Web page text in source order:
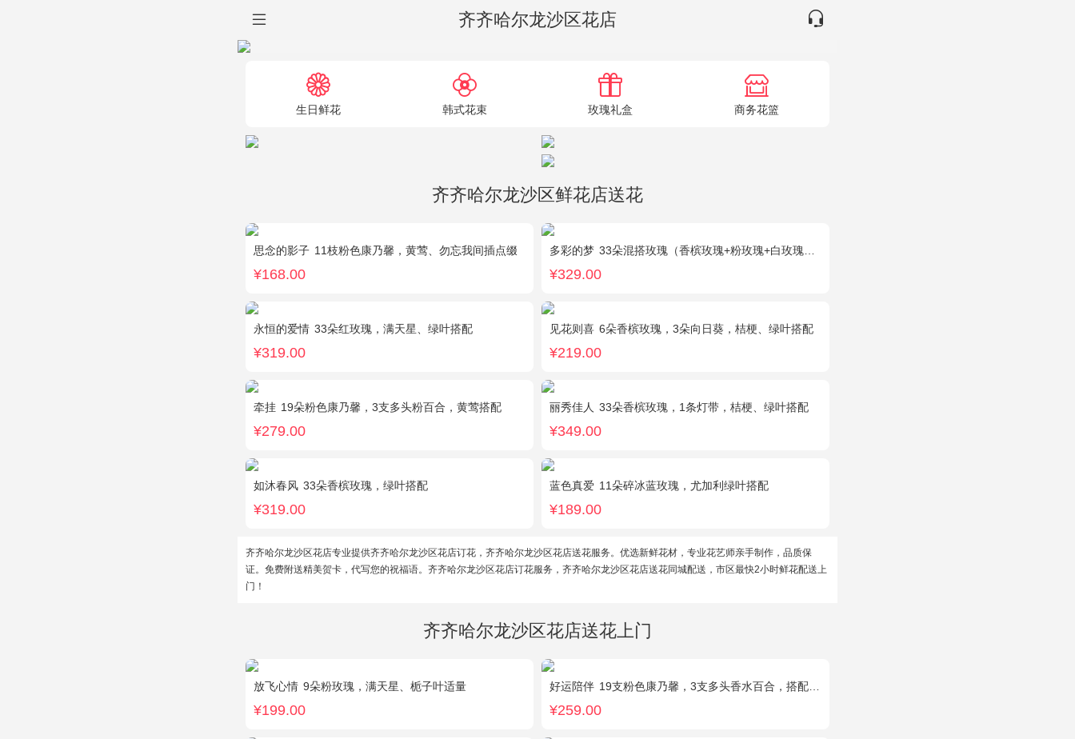
齐齐哈尔龙沙区花店
生日鲜花 韩式花束 玫瑰礼盒 商务花篮
齐齐哈尔龙沙区鲜花店送花
思念的影子 11枝粉色康乃馨，黄莺、勿忘我间插点缀
¥168.00
多彩的梦 33朵混搭玫瑰（香槟玫瑰+粉玫瑰+白玫瑰），配花、绿叶搭配
¥329.00
永恒的爱情 33朵红玫瑰，满天星、绿叶搭配
¥319.00
见花则喜 6朵香槟玫瑰，3朵向日葵，桔梗、绿叶搭配
¥219.00
牵挂 19朵粉色康乃馨，3支多头粉百合，黄莺搭配
¥279.00
丽秀佳人 33朵香槟玫瑰，1条灯带，桔梗、绿叶搭配
¥349.00
如沐春风 33朵香槟玫瑰，绿叶搭配
¥319.00
蓝色真爱 11朵碎冰蓝玫瑰，尤加利绿叶搭配
¥189.00
齐齐哈尔龙沙区花店专业提供齐齐哈尔龙沙区花店订花，齐齐哈尔龙沙区花店送花服务。优选新鲜花材，专业花艺师亲手制作，品质保
证。免费附送精美贺卡，代写您的祝福语。齐齐哈尔龙沙区花店订花服务，齐齐哈尔龙沙区花店送花同城配送，市区最快2小时鲜花配送上
门！
齐齐哈尔龙沙区花店送花上门
放飞心情 9朵粉玫瑰，满天星、栀子叶适量
¥199.00
好运陪伴 19支粉色康乃馨，3支多头香水百合，搭配满天星、黄莺装饰。
¥259.00